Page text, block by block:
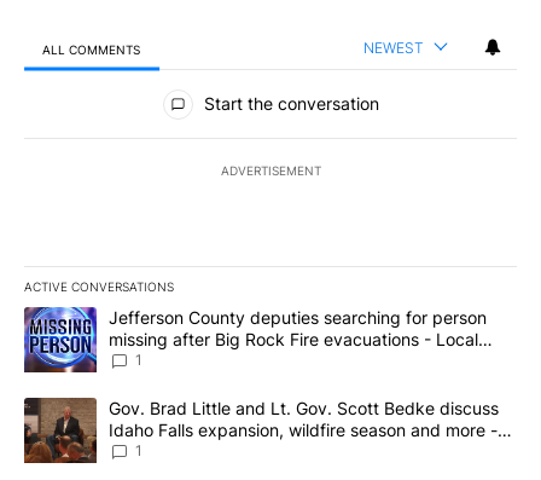
ALL COMMENTS NEWEST
All Comments
Start the conversation
ADVERTISEMENT
ACTIVE CONVERSATIONS
The following is a list of the most commented articles in the last
A trending article titled "Jefferson County deputies searching
Jefferson County deputies searching for person
missing after Big Rock Fire evacuations - Local
News 8
1
A trending article titled "Gov. Brad Little and Lt. Gov. Scott
Gov. Brad Little and Lt. Gov. Scott Bedke discuss
Idaho Falls expansion, wildfire season and more -
Local News 8
1